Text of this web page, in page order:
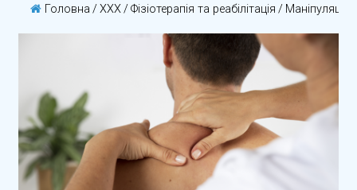
Головна /XXX/Фізіотерапія та реабілітація / Маніпуляції